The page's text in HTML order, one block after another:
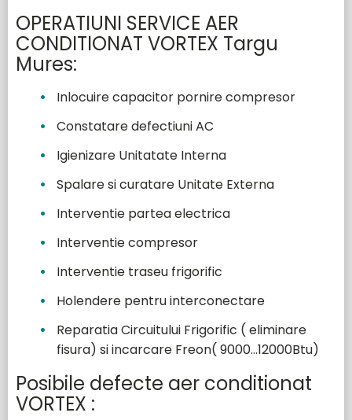
Solicita reparatie
Contact
OPERATIUNI SERVICE AER
CONDITIONAT VORTEX Targu
Mures:
Inlocuire capacitor pornire compresor
Constatare defectiuni AC
Igienizare Unitatate Interna
Spalare si curatare Unitate Externa
Interventie partea electrica
Interventie compresor
Interventie traseu frigorific
Holendere pentru interconectare
Reparatia Circuitului Frigorific ( eliminare
fisura) si incarcare Freon( 9000…12000Btu)
Posibile defecte aer conditionat
VORTEX :